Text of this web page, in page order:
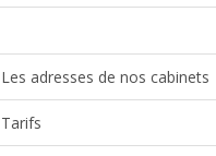
Les adresses de nos cabinets
Tarifs